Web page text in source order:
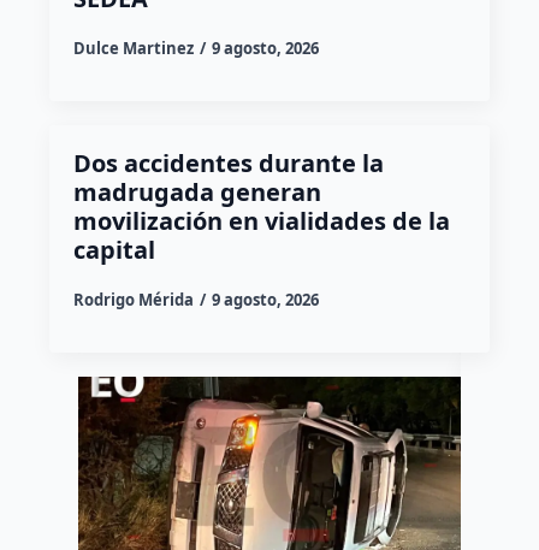
Dulce Martinez 9 agosto, 2026
Dos accidentes durante la
madrugada generan
movilización en vialidades de la
capital
Rodrigo Mérida 9 agosto, 2026